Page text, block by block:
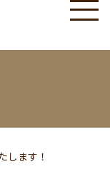
します！